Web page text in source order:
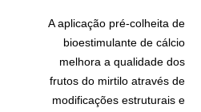
A aplicação pré-colheita de
bioestimulante de cálcio
melhora a qualidade dos
frutos do mirtilo através de
modificações estruturais e